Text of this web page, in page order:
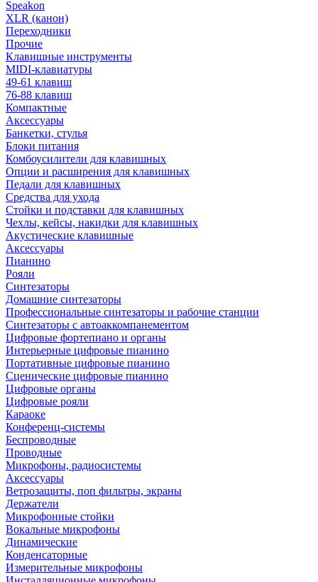
Speakon
XLR (канон)
Переходники
Прочие
Клавишные инструменты
MIDI-клавиатуры
49-61 клавиш
76-88 клавиш
Компактные
Аксессуары
Банкетки, стулья
Блоки питания
Комбоусилители для клавишных
Опции и расширения для клавишных
Педали для клавишных
Средства для ухода
Стойки и подставки для клавишных
Чехлы, кейсы, накидки для клавишных
Акустические клавишные
Аксессуары
Пианино
Рояли
Синтезаторы
Домашние синтезаторы
Профессиональные синтезаторы и рабочие станции
Синтезаторы с автоаккомпанементом
Цифровые фортепиано и органы
Интерьерные цифровые пианино
Портативные цифровые пианино
Сценические цифровые пианино
Цифровые органы
Цифровые рояли
Караоке
Конференц-системы
Беспроводные
Проводные
Микрофоны, радиосистемы
Аксессуары
Ветрозащиты, поп фильтры, экраны
Держатели
Микрофонные стойки
Вокальные микрофоны
Динамические
Конденсаторные
Измерительные микрофоны